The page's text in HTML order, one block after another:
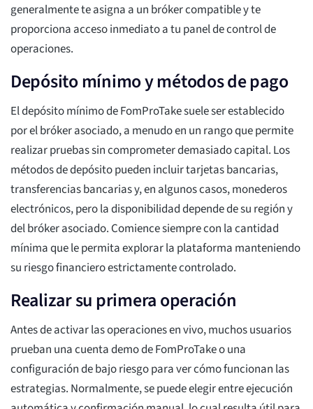
generalmente te asigna a un bróker compatible y te
proporciona acceso inmediato a tu panel de control de
operaciones.
Depósito mínimo y métodos de pago
El depósito mínimo de FomProTake suele ser establecido
por el bróker asociado, a menudo en un rango que permite
realizar pruebas sin comprometer demasiado capital. Los
métodos de depósito pueden incluir tarjetas bancarias,
transferencias bancarias y, en algunos casos, monederos
electrónicos, pero la disponibilidad depende de su región y
del bróker asociado. Comience siempre con la cantidad
mínima que le permita explorar la plataforma manteniendo
su riesgo financiero estrictamente controlado.
Realizar su primera operación
Antes de activar las operaciones en vivo, muchos usuarios
prueban una cuenta demo de FomProTake o una
configuración de bajo riesgo para ver cómo funcionan las
estrategias. Normalmente, se puede elegir entre ejecución